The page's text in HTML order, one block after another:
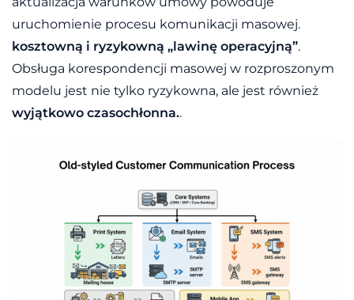
uruchomienie procesu komunikacji masowej.
kosztowną i ryzykowną „lawinę operacyjną”.
Obsługa korespondencji masowej w rozproszonym
modelu jest nie tylko ryzykowna, ale jest również
wyjątkowo czasochłonna..